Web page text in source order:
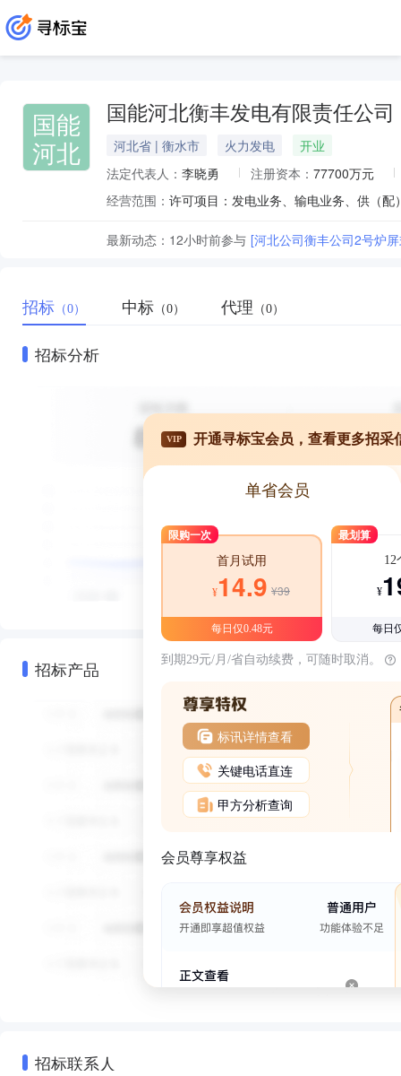
国能
河北
国能河北衡丰发电有限责任公司
河北省 | 衡水市 火力发电
开业
法定代表人： 李晓勇 注册资本： 77700万元
经营范围：
最新动态： 12小时前参与 [河北公司衡丰公司2号炉
招标 （0） 中标 （0） 代理 （0）
招标分析
招标产品
VIP 开通寻标宝会员，查看更多招采
单省会员
限购一次
首月试用
¥14.9 ¥39
每日仅0.48元
最划算
12
¥
每日
到期29元/月/省自动续费，可随时取消。
标讯详情查看
关键电话直连
甲方分析查询
会员尊享权益
招标联系人